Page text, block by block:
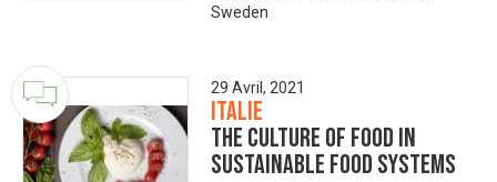
Sweden
29 Avril, 2021
Italie
The culture of food in
sustainable food systems